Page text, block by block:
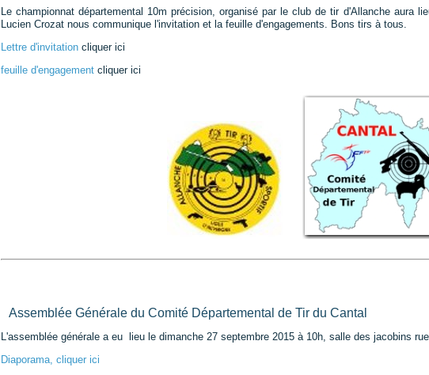
Le championnat départemental 10m précision, organisé par le club de tir d'Allanche aura
Lucien Crozat nous communique l'invitation et la feuille d'engagements. Bons tirs à tous.
Lettre d'invitation cliquer ici
feuille d'engagement cliquer ici
Assemblée Générale du Comité Départemental de Tir du Cantal
L'assemblée générale a eu lieu le dimanche 27 septembre 2015 à 10h, salle des jacobins
Diaporama, cliquer ici